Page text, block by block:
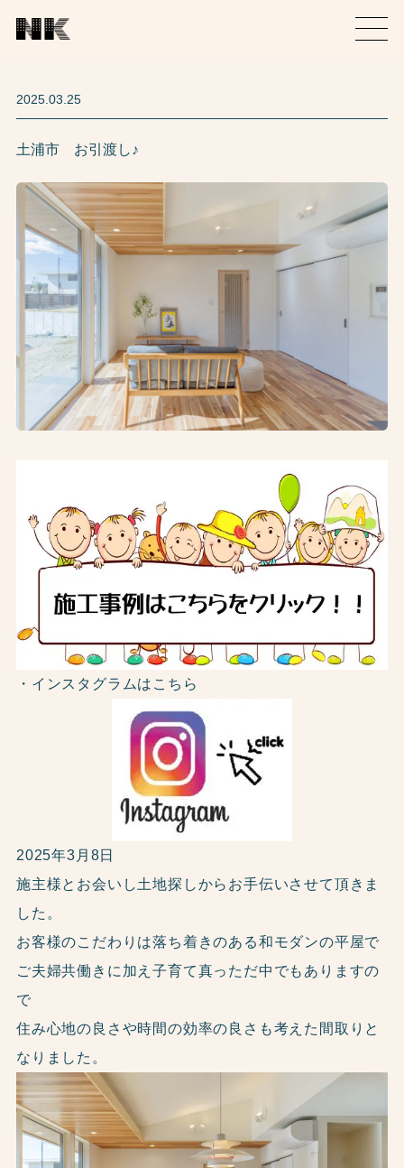
2025.03.25
土浦市 お引渡し♪
・インスタグラムはこちら
2025年3月8日
施主様とお会いし土地探しからお手伝いさせて頂きま
した。
お客様のこだわりは落ち着きのある和モダンの平屋で
ご夫婦共働きに加え子育て真っただ中でもありますの
で
住み心地の良さや時間の効率の良さも考えた間取りと
なりました。